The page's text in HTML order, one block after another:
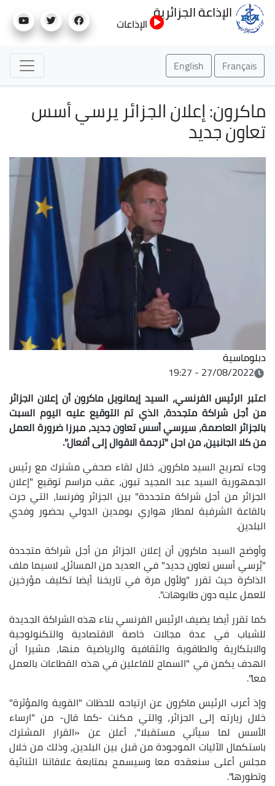
إلى
الإذاعة الجزائرية
الإذاعات
Français
English
ماكرون: إعلان الجزائر يرسي أسس
تعاون جديد
دبلوماسية
27/08/2022 - 19:27
اعتبر الرئيس الفرنسي، السيد إيمانويل ماكرون أن إعلان الجزائر
من أجل شراكة متجددة، الذي تم التوقيع عليه اليوم السبت
بالجزائر العاصمة، سيرسي أسس تعاون جديد، مبرزا ضرورة العمل
من كلا الجانبين، من اجل "ترجمة الاقوال إلى أفعال".
وجاء تصريح السيد ماكرون، خلال لقاء صحفي مشترك مع رئيس
الجمهورية السيد عبد المجيد تبون، عقب مراسم توقيع "إعلان
الجزائر من أجل شراكة متجددة" بين الجزائر وفرنسا، التي جرت
بالقاعة الشرفية لمطار هواري بومدين الدولي بحضور وفدي
البلدين.
وأوضح السيد ماكرون أن إعلان الجزائر من أجل شراكة متجددة
"يُرسي أسس تعاون جديد" في العديد من المسائل، لاسيما ملف
الذاكرة حيث تقرر "ولأول مرة في تاريخنا أيضا تكليف مؤرخين
للعمل عليه دون طابوهات".
كما تقرر أيضا يضيف الرئيس الفرنسي بناء هذه الشراكة الجديدة
للشباب في عدة مجالات خاصة الاقتصادية والتكنولوجية
والابتكارية والطاقوية والثقافية والرياضية منها، مشيرا أن
الهدف يكمن في "السماح للفاعلين في هذه القطاعات بالعمل
معا".
وإذ أعرب الرئيس ماكرون عن ارتياحه للحظات "القوية والمؤثرة"
خلال زيارته إلى الجزائر، والتي مكنت -كما قال- من "ارساء
الأسس لما سيأتي مستقبلا"، أعلن عن «القرار المشترك
باستكمال الآليات الموجودة من قبل بين البلدين، وذلك من خلال
مجلس أعلى سنعقده معا وسيسمح بمتابعة علاقاتنا الثنائية
وتطورها".